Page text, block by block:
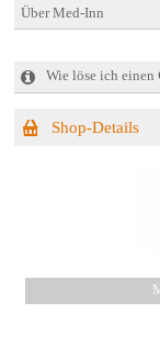
Über Med-Inn
Wie löse ich einen
Shop-Details